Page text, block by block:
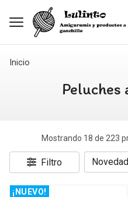
Inicio
Mostrando 18 de 223
Filtro
¡NUEVO!